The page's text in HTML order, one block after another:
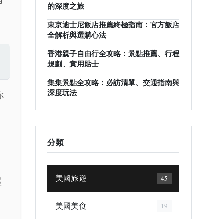
的深度之旅
東京迪士尼飯店推薦終極指南：官方飯店
全解析與選購心法
香港親子自由行全攻略：景點推薦、行程
規劃、實用貼士
集集景點全攻略：必訪清單、交通指南與
深度玩法
分類
美國旅遊 45
美國美食 19